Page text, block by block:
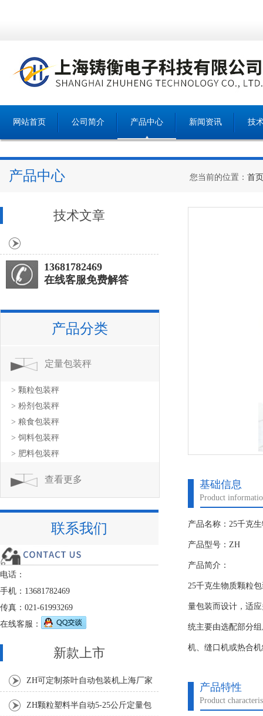
网站首页 公司简介 产品中心 新闻资讯 技
产品中心 您当前的位置： 首页
基础信息
Product
产品名称：25千克
产品型号：ZH
产品简介：
25千克生物质颗粒
量包装而设计，适
统主要由选配部分
机、缝口机或热合
产品特性
Product
技术文章
13681782469
在线客服免费解答
产品分类
定量包装秤
> 颗粒包装秤
> 粉剂包装秤
> 粮食包装秤
> 饲料包装秤
> 肥料包装秤
查看更多
联系我们
电话：
手机：13681782469
传真：021-61993269
在线客服：
新款上市
ZH可定制茶叶自动包装机上海厂家
ZH颗粒塑料半自动5-25公斤定量包